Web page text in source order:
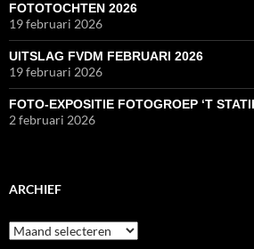
FOTOTOCHTEN 2026
19 februari 2026
UITSLAG FVDM FEBRUARI 2026
19 februari 2026
FOTO-EXPOSITIE FOTOGROEP ‘T
2 februari 2026
ARCHIEF
Archief